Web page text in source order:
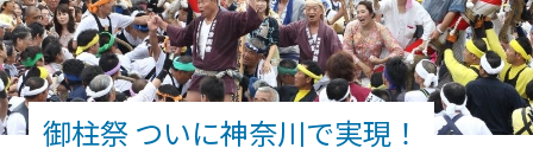
御柱祭 ついに神奈川で実現！